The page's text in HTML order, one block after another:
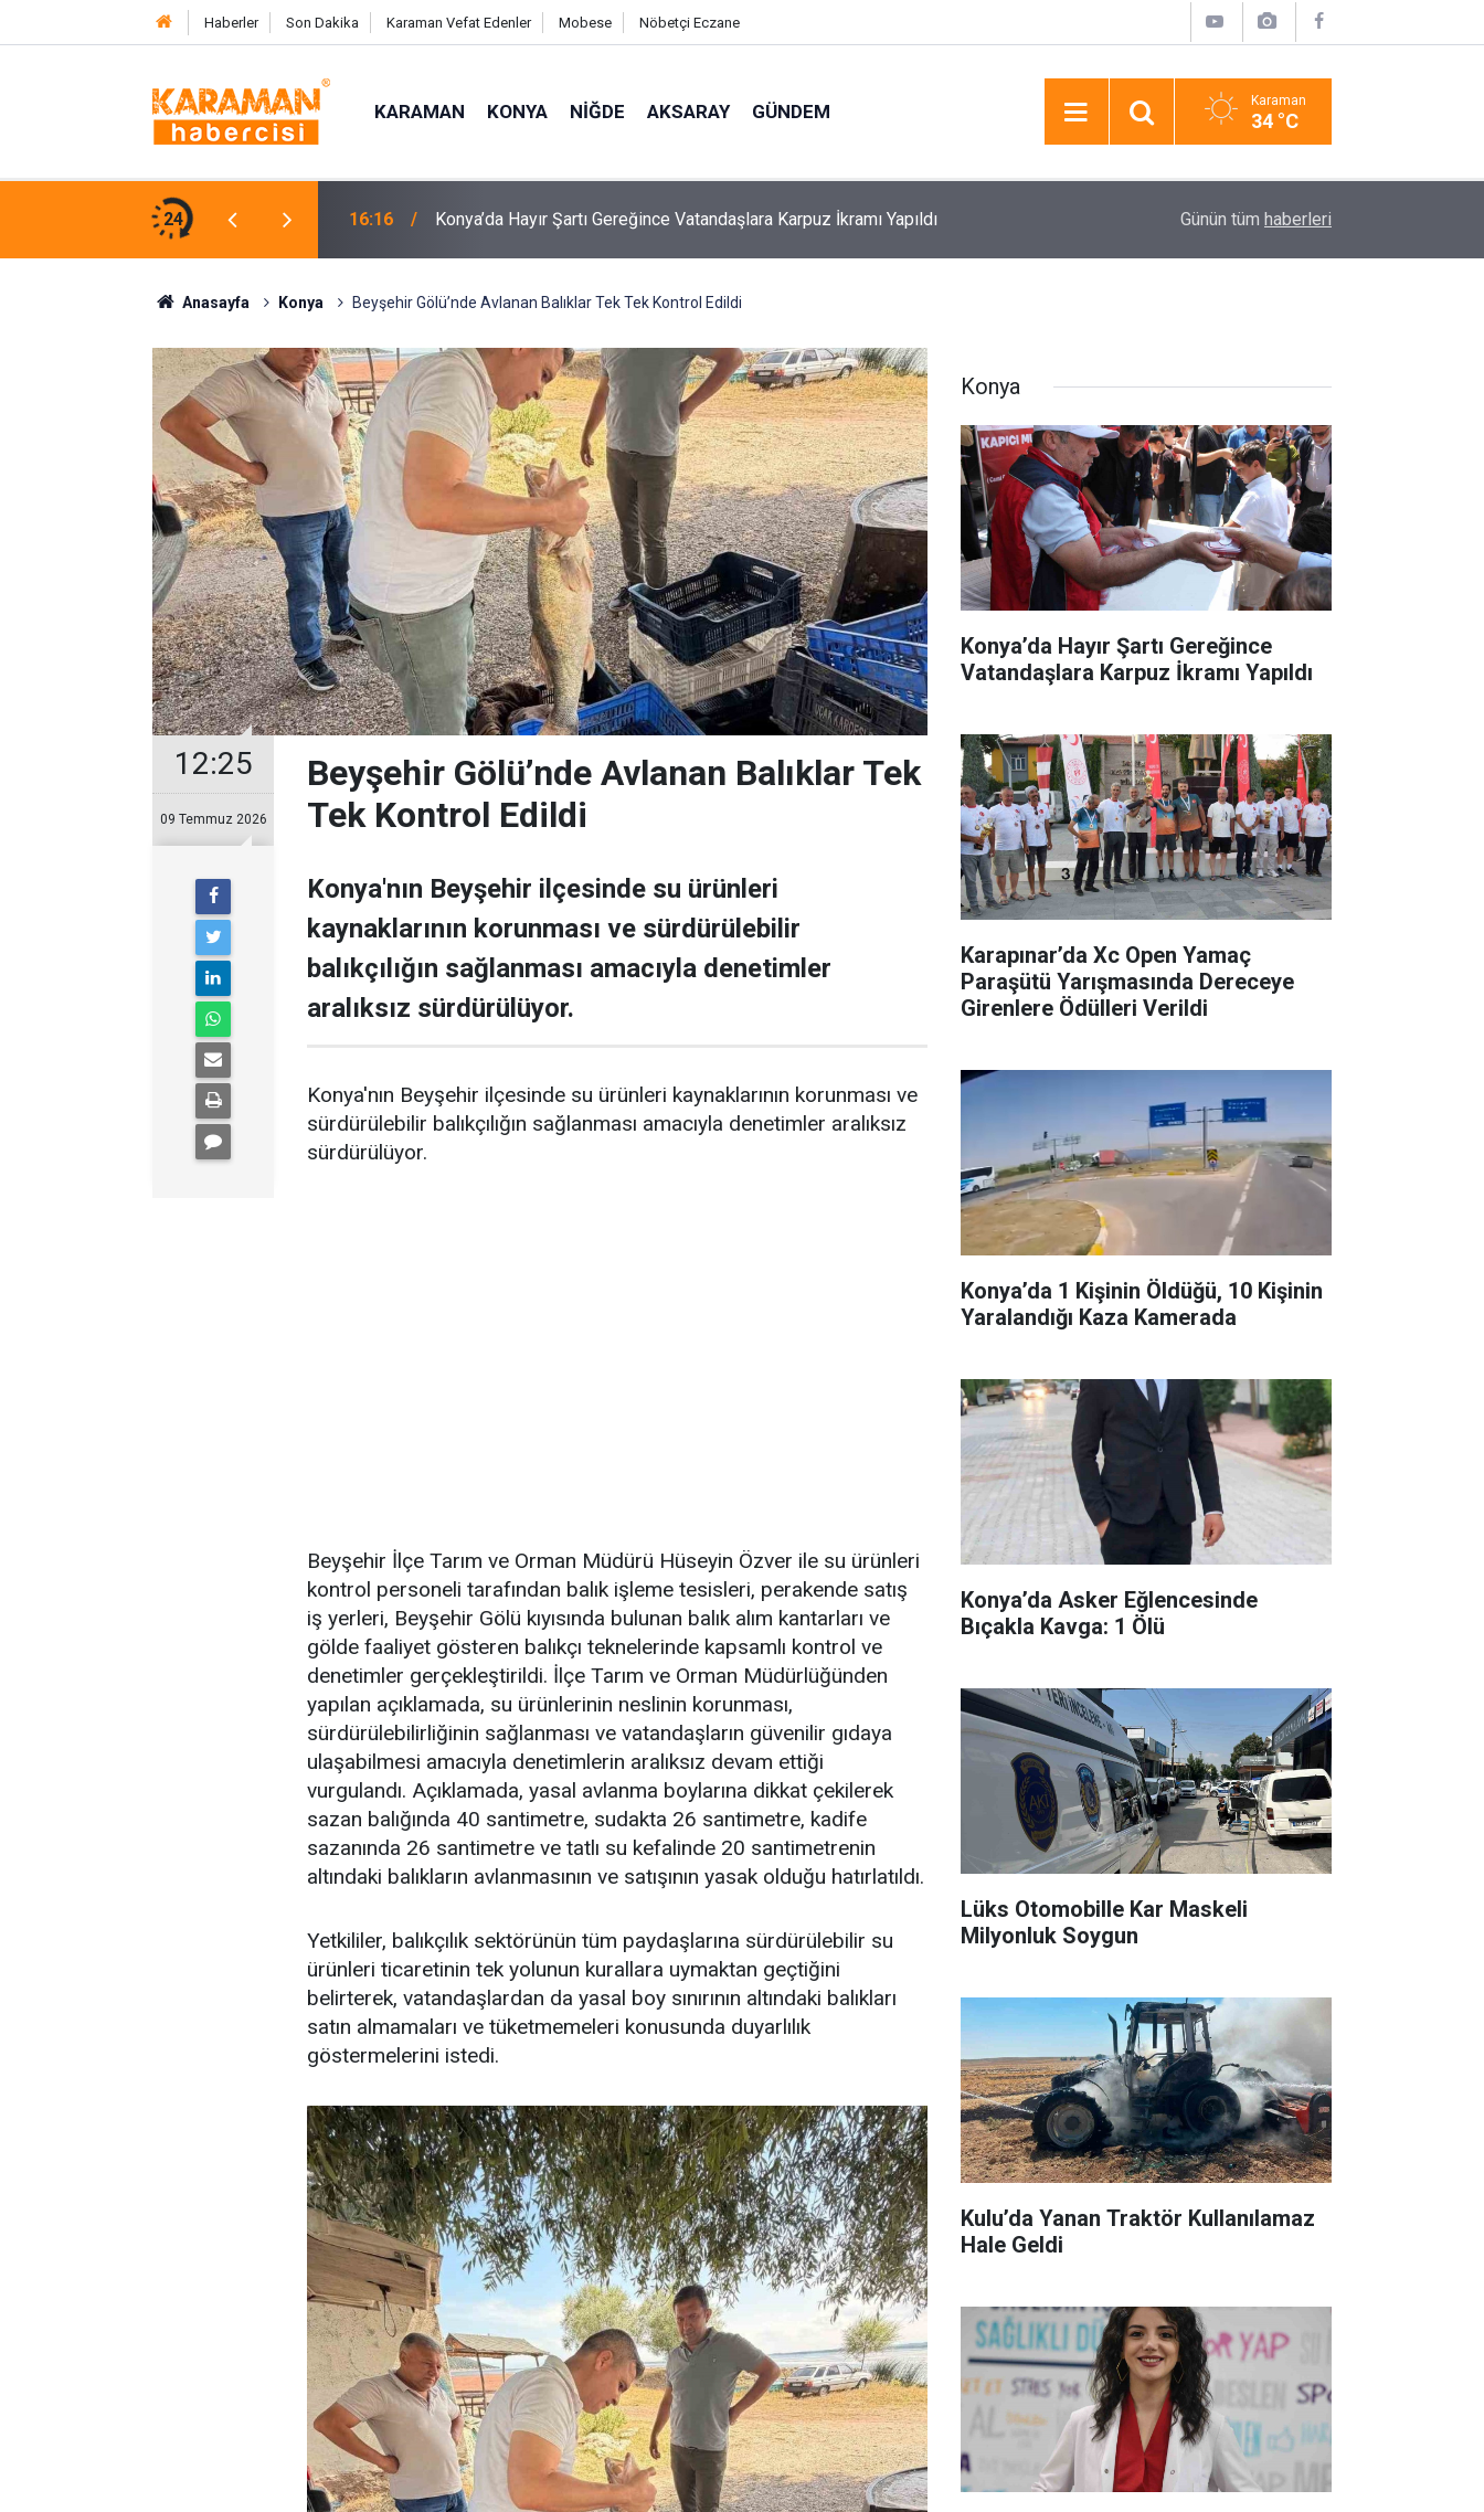
Haberler Son Dakika Karaman Vefat Edenler Mobese Nöbetçi Eczane
KARAMAN KONYA NIĞDE AKSARAY GÜNDEM Karaman
34 °C
24
Karpuz İkramı Yapıldı 16:06
19 Yaşındaki Oğlunu Boğulma Sonucu Kaybeden Acılı Babanın Feryadı
Yürekleri Dağladı
6 Metrelik Kuyuya Düşen Çocuk Kendisini
Günün tüm haberleri
Anasayfa Konya Beyşehir Gölü’nde Avlanan Balıklar Tek Tek Kontrol Edildi
12:25
09 Temmuz 2026
Beyşehir Gölü’nde Avlanan Balıklar Tek
Tek Kontrol Edildi
Konya'nın Beyşehir ilçesinde su ürünleri
kaynaklarının korunması ve sürdürülebilir
balıkçılığın sağlanması amacıyla denetimler
aralıksız sürdürülüyor.
Konya'nın Beyşehir ilçesinde su ürünleri kaynaklarının korunması ve
sürdürülebilir balıkçılığın sağlanması amacıyla denetimler aralıksız
sürdürülüyor.
Beyşehir İlçe Tarım ve Orman Müdürü Hüseyin Özver ile su ürünleri
kontrol personeli tarafından balık işleme tesisleri, perakende satış
iş yerleri, Beyşehir Gölü kıyısında bulunan balık alım kantarları ve
gölde faaliyet gösteren balıkçı teknelerinde kapsamlı kontrol ve
denetimler gerçekleştirildi. İlçe Tarım ve Orman Müdürlüğünden
yapılan açıklamada, su ürünlerinin neslinin korunması,
sürdürülebilirliğinin sağlanması ve vatandaşların güvenilir gıdaya
ulaşabilmesi amacıyla denetimlerin aralıksız devam ettiği
vurgulandı. Açıklamada, yasal avlanma boylarına dikkat çekilerek
sazan balığında 40 santimetre, sudakta 26 santimetre, kadife
sazanında 26 santimetre ve tatlı su kefalinde 20 santimetrenin
altındaki balıkların avlanmasının ve satışının yasak olduğu hatırlatıldı.
Yetkililer, balıkçılık sektörünün tüm paydaşlarına sürdürülebilir su
ürünleri ticaretinin tek yolunun kurallara uymaktan geçtiğini
belirterek, vatandaşlardan da yasal boy sınırının altındaki balıkları
satın almamaları ve tüketmemeleri konusunda duyarlılık
göstermelerini istedi.
Konya
Konya’da Hayır Şartı Gereğince
Vatandaşlara Karpuz İkramı Yapıldı
Karapınar’da Xc Open Yamaç
Paraşütü Yarışmasında Dereceye
Girenlere Ödülleri Verildi
Konya’da 1 Kişinin Öldüğü, 10 Kişinin
Yaralandığı Kaza Kamerada
Konya’da Asker Eğlencesinde
Bıçakla Kavga: 1 Ölü
Lüks Otomobille Kar Maskeli
Milyonluk Soygun
Kulu’da Yanan Traktör Kullanılamaz
Hale Geldi